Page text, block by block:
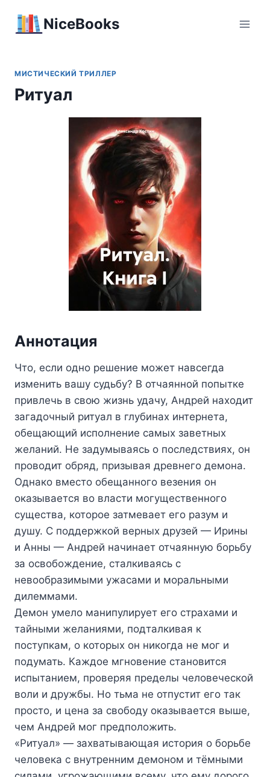
NiceBooks
МИСТИЧЕСКИЙ ТРИЛЛЕР
Ритуал
Аннотация
Что, если одно решение может навсегда
изменить вашу судьбу? В отчаянной попытке
привлечь в свою жизнь удачу, Андрей находит
загадочный ритуал в глубинах интернета,
обещающий исполнение самых заветных
желаний. Не задумываясь о последствиях, он
проводит обряд, призывая древнего демона.
Однако вместо обещанного везения он
оказывается во власти могущественного
существа, которое затмевает его разум и
душу. С поддержкой верных друзей — Ирины
и Анны — Андрей начинает отчаянную борьбу
за освобождение, сталкиваясь с
невообразимыми ужасами и моральными
дилеммами.
Демон умело манипулирует его страхами и
тайными желаниями, подталкивая к
поступкам, о которых он никогда не мог и
подумать. Каждое мгновение становится
испытанием, проверяя пределы человеческой
воли и дружбы. Но тьма не отпустит его так
просто, и цена за свободу оказывается выше,
чем Андрей мог предположить.
«Ритуал» — захватывающая история о борьбе
человека с внутренним демоном и тёмными